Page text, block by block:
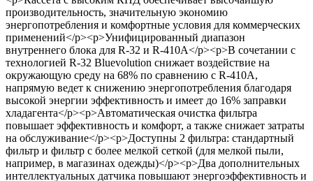
производительность, значительную экономию
энергопотребления и комфортные условия для коммерческих
применений</p><p>Унифицированный диапазон
внутреннего блока для R-32 и R-410A</p><p>В сочетании с
технологией R-32 Bluevolution снижает воздействие на
окружающую среду на 68% по сравнению с R-410A,
напрямую ведет к снижению энергопотребления благодаря
высокой энергии эффективность и имеет до 16% заправки
хладагента</p><p>Автоматическая очистка фильтра
повышает эффективность и комфорт, а также снижает затраты
на обслуживание</p><p>Доступны 2 фильтра: стандартный
фильтр и фильтр с более мелкой сеткой (для мелкой пыли,
например, в магазинах одежды)</p><p>Два дополнительных
интеллектуальных датчика повышают энергоэффективность и